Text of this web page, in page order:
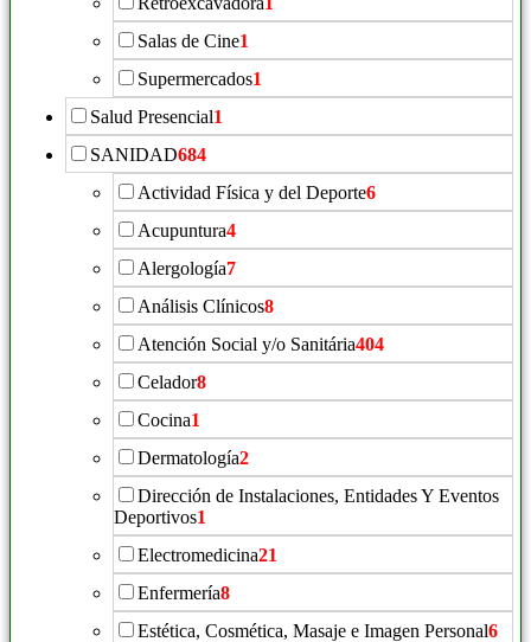
Salas de Cine1
Supermercados1
Salud Presencial1
SANIDAD684
Actividad Física y del Deporte6
Acupuntura4
Alergología7
Análisis Clínicos8
Atención Social y/o Sanitária404
Celador8
Cocina1
Dermatología2
Dirección de Instalaciones, Entidades Y Eventos
Deportivos1
Electromedicina21
Enfermería8
Estética, Cosmética, Masaje e Imagen Personal6